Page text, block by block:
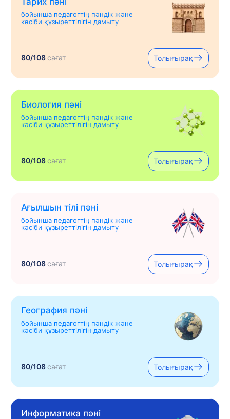
бойынша педагогтің пәндік және
кәсіби құзыреттілігін дамыту
80/108сағат Толығырақ
Биология пәні
бойынша педагогтің пәндік және
кәсіби құзыреттілігін дамыту
80/108сағат Толығырақ
Ағылшын тілі пәні
бойынша педагогтің пәндік және
кәсіби құзыреттілігін дамыту
80/108сағат Толығырақ
География пәні
бойынша педагогтің пәндік және
кәсіби құзыреттілігін дамыту
80/108сағат Толығырақ
Информатика пәні